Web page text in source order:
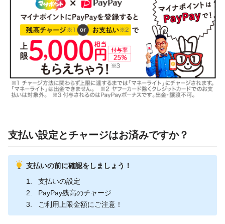
支払い設定とチャージはお済みですか？
支払いの前に確認をしましょう！
支払いの設定
PayPay残高のチャージ
ご利用上限金額にご注意！